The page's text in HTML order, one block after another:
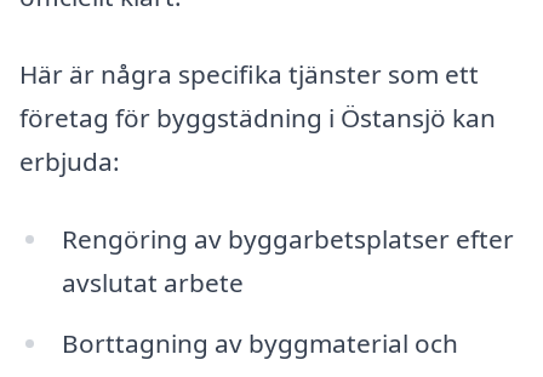
Här är några specifika tjänster som ett
företag för byggstädning i Östansjö kan
erbjuda:
Rengöring av byggarbetsplatser efter
avslutat arbete
Borttagning av byggmaterial och